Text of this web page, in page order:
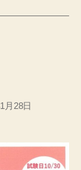
月28日